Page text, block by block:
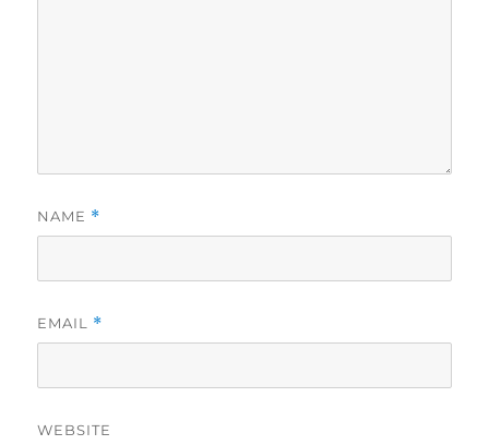
NAME *
EMAIL *
WEBSITE